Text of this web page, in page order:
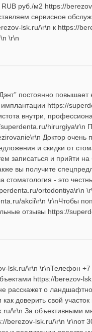
RUB руб./м2 https://
сервисное
lsk.ru/\r\n к https://
\r\n
постоянно
https://
внутри,
hirurgiya\r\n
Доктор
и скидки от
записаться и прийти
вы получите
- это
ortodontiya\r\n
akcii\r\n \r\nЧтобы
отзывы https://
lsk.ru/\r\n \r\nТелефон
https://berezov-
расскажет о
доверить свой
\r\n За объективными
berezov-lsk.ru/\r\n \r\nот